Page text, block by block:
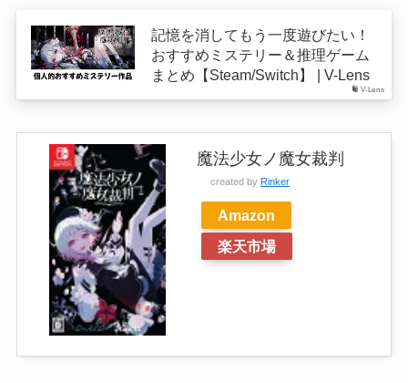
V-Lens
記憶を消してもう一度遊びたい！
おすすめミステリー＆推理ゲーム
まとめ【Steam/Switch】 | V-Lens
魔法少女ノ魔女裁判
created by Rinker
Amazon
楽天市場